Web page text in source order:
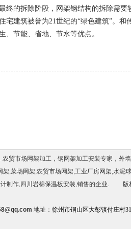
的拆除阶段，网架钢结构的拆除需要
建筑被誉为21世纪的“绿色建筑”。和
、节能、省地、节水等优点。
贸市场网架加工，钢网架加工安装专家， 外
,菜场网架,农贸市场网架,工业厂房网架,水泥
制作,四川岩棉保温板安装,销售的企业. 版
地址： 徐州市铜山区大彭镇付庄村